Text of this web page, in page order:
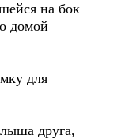
на бок
домой
для
друга,